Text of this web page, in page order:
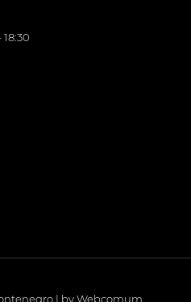
| byWebcomum